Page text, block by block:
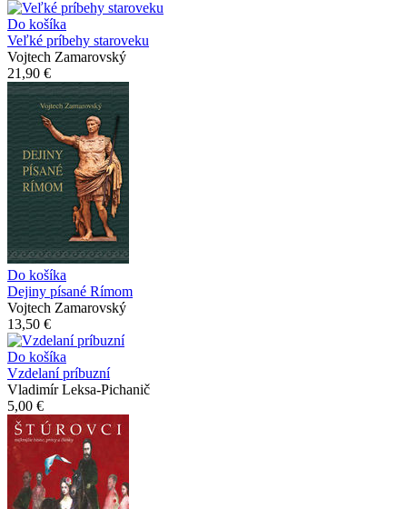
Do košíka
Veľké príbehy staroveku
Vojtech Zamarovský
21,90 €
Do košíka
Dejiny písané Rímom
Vojtech Zamarovský
13,50 €
Do košíka
Vzdelaní príbuzní
Vladimír Leksa-Pichanič
5,00 €